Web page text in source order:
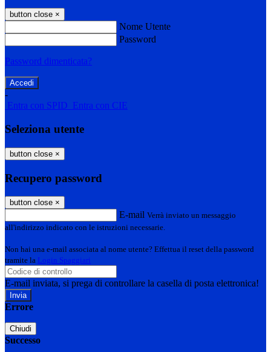
button close ×
Nome Utente
Password
Password dimenticata?
-
Entra con SPID Entra con CIE
Seleziona utente
button close ×
Recupero password
button close ×
E-mail Verrà inviato un messaggio
all'indirizzo indicato con le istruzioni necessarie.
Non hai una e-mail associata al nome utente? Effettua il reset della password
tramite la Login Spaggiari
E-mail inviata, si prega di controllare la casella di posta elettronica!
Errore
Chiudi
Successo